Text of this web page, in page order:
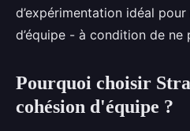
d’expérimentation idéal
d’équipe - à condition de ne
Pourquoi choisir
cohésion d'équipe ?